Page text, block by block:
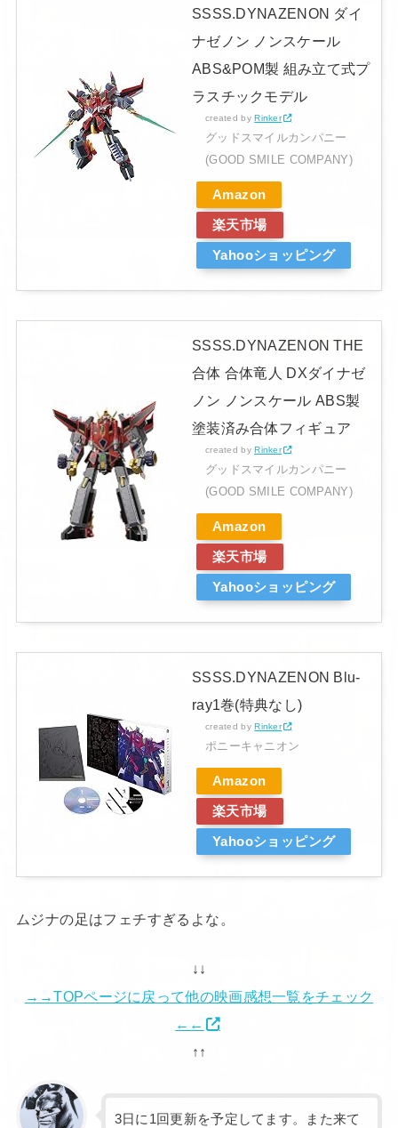
SSSS.DYNAZENON ダイ
ナゼノン ノンスケール
ABS&POM製 組み立て式プ
ラスチックモデル
created byRinker
グッドスマイルカンパニー
(GOOD SMILE COMPANY)
Amazon
楽天市場
Yahooショッピング
SSSS.DYNAZENON THE
合体 合体竜人 DXダイナゼ
ノン ノンスケール ABS製
塗装済み合体フィギュア
created byRinker
グッドスマイルカンパニー
(GOOD SMILE COMPANY)
Amazon
楽天市場
Yahooショッピング
SSSS.DYNAZENON Blu-
ray1巻(特典なし)
created byRinker
ポニーキャニオン
Amazon
楽天市場
Yahooショッピング
ムジナの足はフェチすぎるよな。
↓↓
→→TOPページに戻って他の映画感想一覧をチェック
←←
↑↑
3日に1回更新を予定してます。また来て